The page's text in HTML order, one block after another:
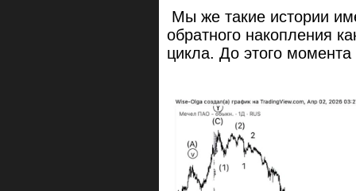
Мы же такие истории
обратного накопления
цикла. До этого